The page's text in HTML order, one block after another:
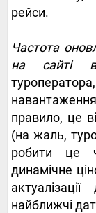
рейси.
Частота
на сайті
правило, це
(на жаль,
робити це
динамічне
найближчі